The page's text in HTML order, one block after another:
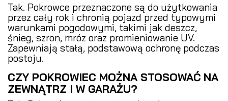
Tak. Pokrowce przeznaczone są do użytkowania
przez cały rok i chronią pojazd przed typowymi
warunkami pogodowymi, takimi jak deszcz,
śnieg, szron, mróz oraz promieniowanie UV.
Zapewniają stałą, podstawową ochronę podczas
postoju.
CZY POKROWIEC MOŻNA STOSOWAĆ NA
ZEWNĄTRZ I W GARAŻU?